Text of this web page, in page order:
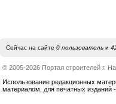
Сейчас на сайте 0 пользовательи
© 2005-2026 Портал строителей г.
Использование редакционных
материалом, для печатных